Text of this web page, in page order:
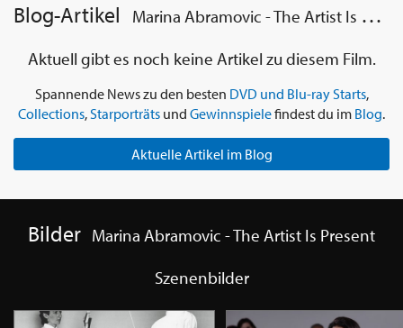
Blog-Artikel
Marina Abramovic - The Artist Is Present
Aktuell gibt es noch keine Artikel zu diesem Film.
Spannende News zu den besten DVD und Blu-ray Starts,
Collections,Starporträts und Gewinnspielefindest du im Blog.
Aktuelle Artikel im Blog
Bilder Marina Abramovic - The Artist Is Present
Szenenbilder